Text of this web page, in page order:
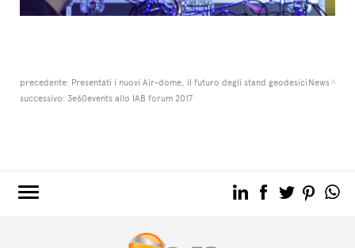
precedente: Presentati i nuovi Air-dome, il futuro degli stand geodesici
successivo: 3e60events allo IAB forum 2017
News